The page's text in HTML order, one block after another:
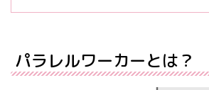
パラレルワーカーとは？